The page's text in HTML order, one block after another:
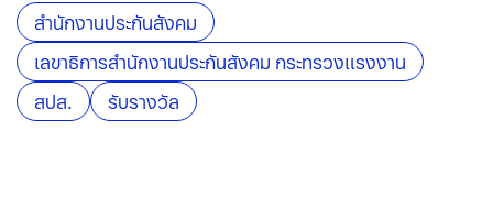
สำนักงานประกันสังคม
เลขาธิการสำนักงานประกันสังคม กระทรวงแรงงาน
สปส.
รับรางวัล